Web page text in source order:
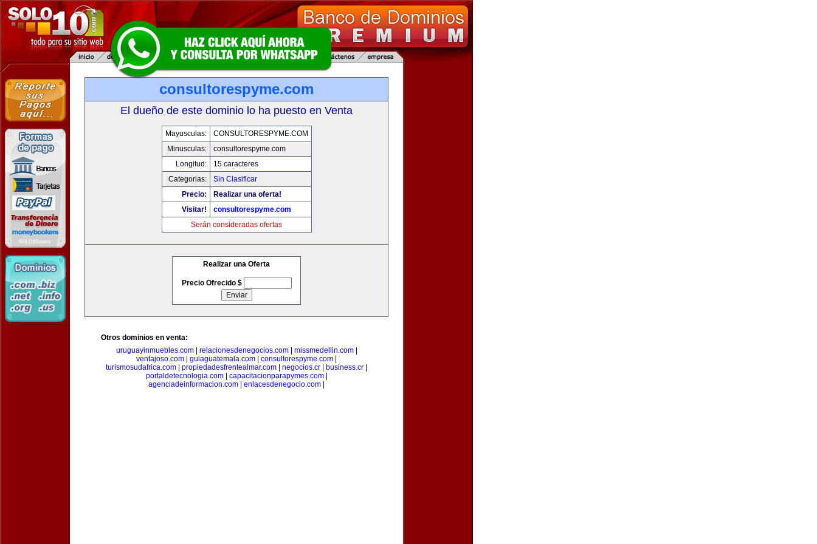
consultorespyme.com
El dueño de este dominio lo ha puesto en Venta
Mayusculas:
CONSULTORESPYME.COM
Minusculas:
consultorespyme.com
Longitud:
15 caracteres
Categorias:
Sin Clasificar
Precio:
Realizar una oferta!
Visitar!
consultorespyme.com
Serán consideradas ofertas
Realizar una Oferta
Precio Ofrecido $
Otros dominios en venta:
uruguayinmuebles.com| relacionesdenegocios.com| missmedellin.com|
ventajoso.com
guiaguatemala.com consultorespyme.com
turismosudafrica.com
propiedadesfrentealmar.com negocios.cr business.cr
portaldetecnologia.com| capacitacionparapymes.com|
agenciadeinformacion.com
enlacesdenegocio.com